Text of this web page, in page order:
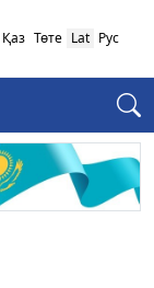
Қаз Төте Lat Рус